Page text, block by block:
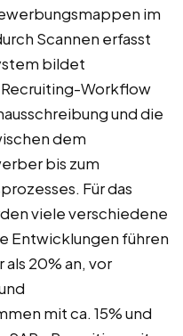
im
Scannen erfasst
bildet
Workflow
und die
dem
bis zum
Für das
viele verschiedene
Entwicklungen führen
20% an, vor
mit ca. 15% und